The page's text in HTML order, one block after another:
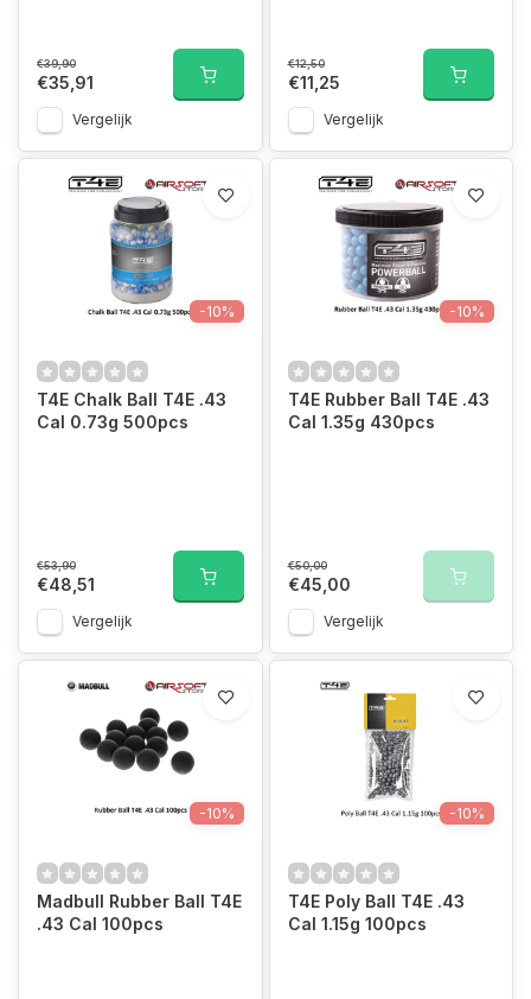
€39,90
€35,91
Vergelijk
€12,50
€11,25
Vergelijk
-10%
T4E Chalk Ball T4E .43
Cal 0.73g 500pcs
€53,90
€48,51
Vergelijk
-10%
T4E Rubber Ball T4E .43
Cal 1.35g 430pcs
€50,00
€45,00
Vergelijk
-10%
Madbull Rubber Ball T4E
.43 Cal 100pcs
-10%
T4E Poly Ball T4E .43
Cal 1.15g 100pcs